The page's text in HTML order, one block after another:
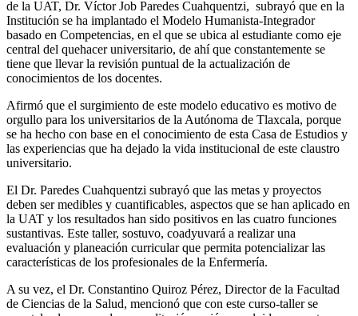
de la UAT, Dr. Víctor Job Paredes Cuahquentzi, subrayó que en la
Institución se ha implantado el Modelo Humanista-Integrador
basado en Competencias, en el que se ubica al estudiante como eje
central del quehacer universitario, de ahí que constantemente se
tiene que llevar la revisión puntual de la actualización de
conocimientos de los docentes.
Afirmó que el surgimiento de este modelo educativo es motivo de
orgullo para los universitarios de la Autónoma de Tlaxcala, porque
se ha hecho con base en el conocimiento de esta Casa de Estudios y
las experiencias que ha dejado la vida institucional de este claustro
universitario.
El Dr. Paredes Cuahquentzi subrayó que las metas y proyectos
deben ser medibles y cuantificables, aspectos que se han aplicado en
la UAT y los resultados han sido positivos en las cuatro funciones
sustantivas. Este taller, sostuvo, coadyuvará a realizar una
evaluación y planeación curricular que permita potencializar las
características de los profesionales de la Enfermería.
A su vez, el Dr. Constantino Quiroz Pérez, Director de la Facultad
de Ciencias de la Salud, mencionó que con este curso-taller se